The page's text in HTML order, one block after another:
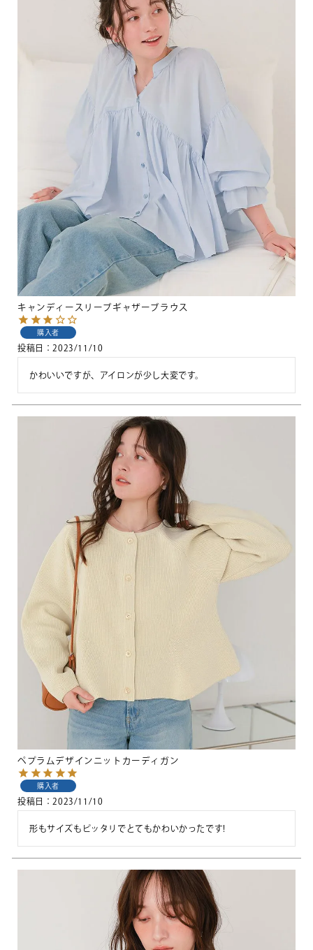
キャンディースリーブギャザーブラウス
購入者
投稿日 2023/11/10
かわいいですが、アイロンが少し大変です。
ペプラムデザインニットカーディガン
購入者
投稿日 2023/11/10
形もサイズもピッタリでとてもかわいかったです!